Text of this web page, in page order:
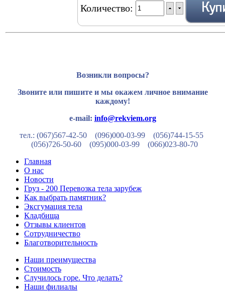
Количество:
Возникли вопросы?
Звоните или пишите и мы окажем личное внимание
каждому!
e-mail: info@rekviem.org
тел.: (067)567-42-50 (096)000-03-99
(056)744-15-55
(056)726-50-60
(095)000-03-99
(066)023-80-70
Главная
О нас
Новости
Груз - 200 Перевозка тела зарубеж
Как выбрать памятник?
Эксгумация тела
Кладбища
Отзывы клиентов
Сотрудничество
Благотворительность
Наши преимущества
Стоимость
Случилось горе. Что делать?
Наши филиалы